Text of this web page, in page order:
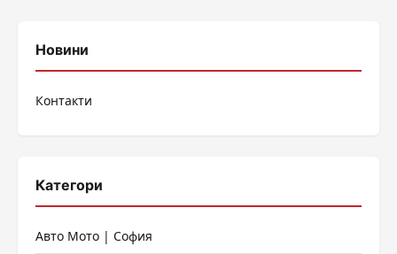
публикациите
Новини
Контакти
Категори
Авто Мото | София